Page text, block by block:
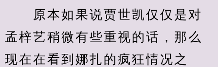
原本如果说贾世凯仅仅是对
孟梓艺稍微有些重视的话，那么
现在在看到娜扎的疯狂情况之